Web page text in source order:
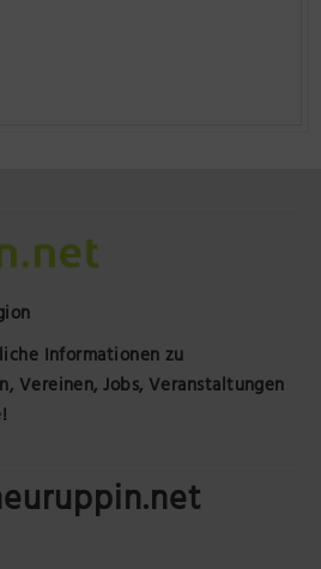
Informationen zu
Vereinen, Jobs, Veranstaltungen